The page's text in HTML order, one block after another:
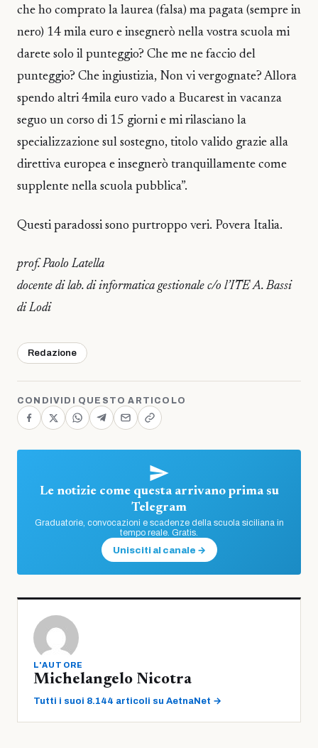
che ho comprato la laurea (falsa) ma pagata (sempre in
nero) 14 mila euro e insegnerò nella vostra scuola mi
darete solo il punteggio? Che me ne faccio del
punteggio? Che ingiustizia, Non vi vergognate? Allora
spendo altri 4mila euro vado a Bucarest in vacanza
seguo un corso di 15 giorni e mi rilasciano la
specializzazione sul sostegno, titolo valido grazie alla
direttiva europea e insegnerò tranquillamente come
supplente nella scuola pubblica”.
Questi paradossi sono purtroppo veri. Povera Italia.
prof. Paolo Latella
docente di lab. di informatica gestionale c/o l’ITE A. Bassi
di Lodi
Redazione
CONDIVIDI QUESTO ARTICOLO
Le notizie come questa arrivano prima su
Telegram
Graduatorie, convocazioni e scadenze della scuola siciliana in
tempo reale. Gratis.
Unisciti al canale →
L'AUTORE
Michelangelo Nicotra
Tutti i suoi 8.144 articoli su AetnaNet →